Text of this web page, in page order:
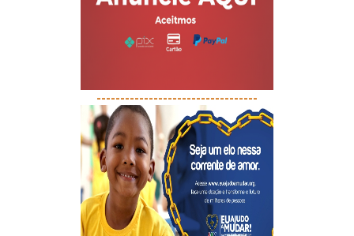
----------------------------------